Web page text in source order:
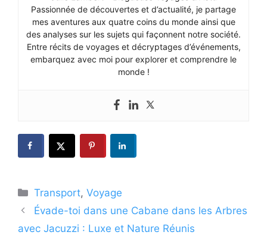
Passionnée de découvertes et d’actualité, je partage
mes aventures aux quatre coins du monde ainsi que
des analyses sur les sujets qui façonnent notre société.
Entre récits de voyages et décryptages d’événements,
embarquez avec moi pour explorer et comprendre le
monde !
Catégories
Transport,Voyage
Évade-toi dans une Cabane dans les Arbres
avec Jacuzzi : Luxe et Nature Réunis